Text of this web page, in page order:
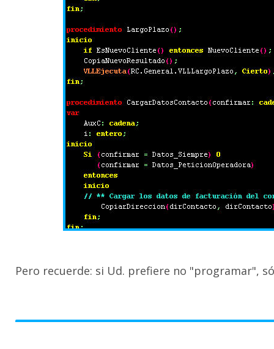
Pero recuerde: si Ud. prefiere no "programar",